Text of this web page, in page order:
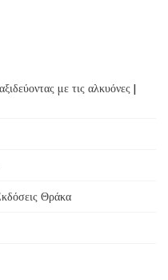
με τις αλκυόνες |
Θράκα